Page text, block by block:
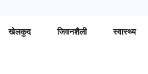
खेलकुद जिवनशैली स्वास्थ्य